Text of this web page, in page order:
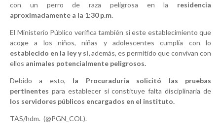
con un perro de raza peligrosa en la residencia
aproximadamente a la 1:30 p.m.
El Ministerio Público verifica también si este establecimiento que
acoge a los niños, niñas y adolescentes cumplía con lo
establecido en la ley y si,además, es permitido que convivan con
ellos animales potencialmente peligrosos.
Debido a esto, la Procuraduría solicitó las pruebas
pertinentes para establecer si constituye falta disciplinaria de
los servidores públicos encargados en el instituto.
TAS/hdm. (@PGN_COL).